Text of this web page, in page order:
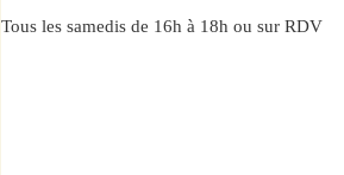
Tous les samedis de 16h à 18h ou sur RDV